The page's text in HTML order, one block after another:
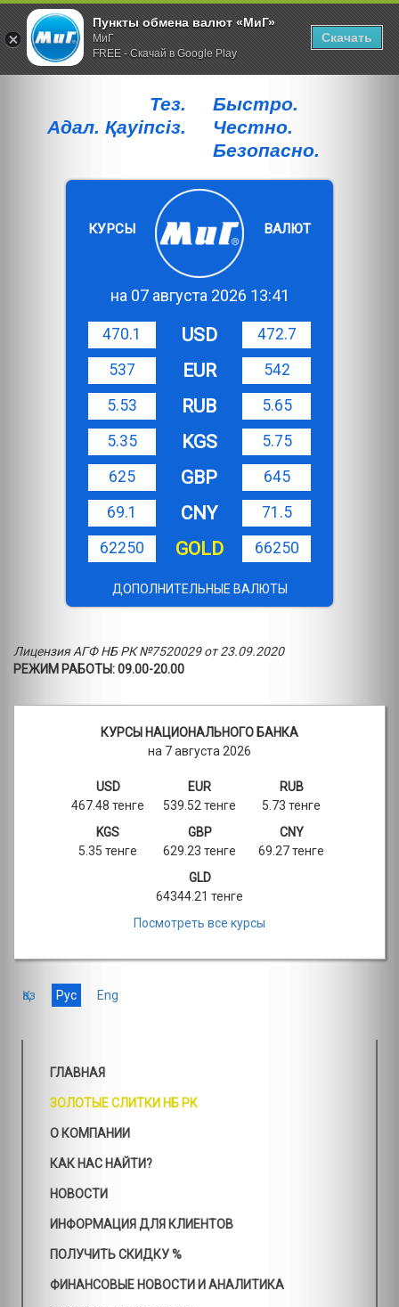
Тез.
Адал. Қауiпсiз.
Быстро.
Честно.
Безопасно.
КУРСЫ ВАЛЮТ
на 07 августа 2026 13:41
470.1 USD
472.7
537
EUR
542
5.53
RUB
5.65
5.35
KGS
5.75
625
GBP
645
69.1
CNY
71.5
62250
GOLD 66250
ДОПОЛНИТЕЛЬНЫЕ ВАЛЮТЫ
Лицензия АГФ НБ РК №7520029 от 23.09.2020
РЕЖИМ РАБОТЫ: 09.00-20.00
КУРСЫ НАЦИОНАЛЬНОГО БАНКА
на 7 августа 2026
USD
467.48 тенге
EUR
539.52 тенге
RUB
5.73 тенге
KGS
5.35 тенге
GBP
629.23 тенге
CNY
69.27 тенге
GLD
64344.21 тенге
Посмотреть все курсы
Қаз Рус Eng
ГЛАВНАЯ
ЗОЛОТЫЕ СЛИТКИ НБ РК
О КОМПАНИИ
КАК НАС НАЙТИ?
НОВОСТИ
ИНФОРМАЦИЯ ДЛЯ КЛИЕНТОВ
ПОЛУЧИТЬ СКИДКУ %
ФИНАНСОВЫЕ НОВОСТИ И АНАЛИТИКА
Пункты обмена валют «МиГ»
МиГ
FREE - Скачай в Google Play
Скачать